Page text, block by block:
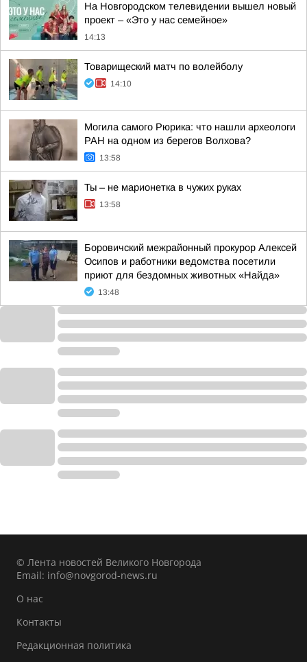
На Новгородском телевидении вышел новый
проект – «Это у нас семейное»
14:13
Товарищеский матч по волейболу
14:10
Могила самого Рюрика: что нашли археологи
РАН на одном из берегов Волхова?
13:58
Ты – не марионетка в чужих руках
13:58
Боровичский межрайонный прокурор Алексей
Осипов и работники ведомства посетили
приют для бездомных животных «Найда»
13:48
© Лента новостей Великого Новгорода
Email: info@novgorod-news.ru
О нас
Контакты
Редакционная политика